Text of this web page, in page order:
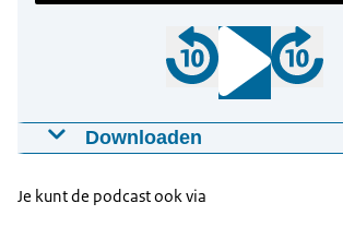
Downloaden
12-03-2024 01:10:03
Je kunt de podcast ook via